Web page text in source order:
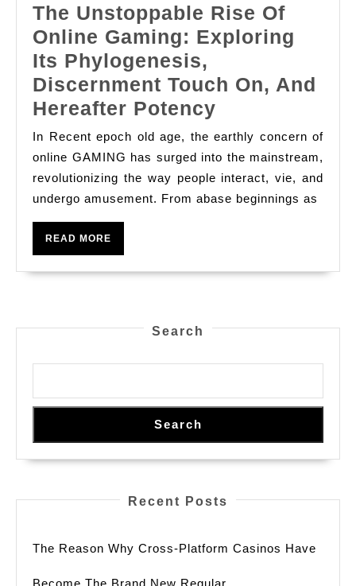
Competitions
The Unstoppable Rise Of
Online Gaming: Exploring
Its Phylogenesis,
Discernment Touch On, And
Hereafter Potency
Unstoppable
Rise
Of
Online
Its
Discernment
On,
And
Potency
In Recent epoch old age, the earthly concern of
online GAMING has surged into the mainstream,
revolutionizing the way people interact, vie, and
undergo amusement. From abase beginnings as
READ MORE
Search
Search
Recent Posts
The Reason Why Cross-Platform Casinos Have